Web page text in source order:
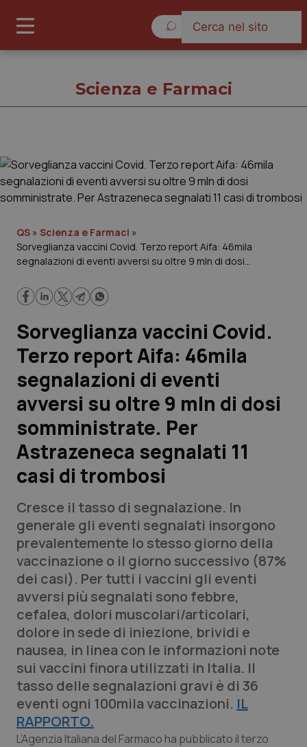
Cronache
Governo e Parlamento
Regioni e Asl
Lavoro e Professioni
Scienza e Farmaci
Studi e Analisi
Lettere al direttore
Edizioni Regionali
QS Pro
Professionisti Sanitari.AI
Abruzzo
Basilicata
Calabria
Campania
Emilia-Romagna
Friuli Venezia Giulia
QS Pro Gold
Artrite & artrosi
Asma & BPCO
Car-T
Colesterolo & coronaropatie
Dermatite Atopica
QS Club Newsletter
Scienza e Farmaci
QS » Scienza e Farmaci »
Sorveglianza vaccini Covid. Terzo report Aifa: 46mila
segnalazioni di eventi avversi su oltre 9 mln di dosi
trombosi
Sorveglianza vaccini Covid.
Terzo report Aifa: 46mila
segnalazioni di eventi
avversi su oltre 9 mln di dosi
somministrate. Per
Astrazeneca segnalati 11
casi di trombosi
Cresce il tasso di segnalazione. In
generale gli eventi segnalati insorgono
prevalentemente lo stesso giorno della
vaccinazione o il giorno successivo (87%
dei casi). Per tutti i vaccini gli eventi
avversi più segnalati sono febbre,
cefalea, dolori muscolari/articolari,
dolore in sede di iniezione, brividi e
nausea, in linea con le informazioni note
sui vaccini finora utilizzati in Italia. Il
tasso delle segnalazioni gravi è di 36
eventi ogni 100mila vaccinazioni. IL
RAPPORTO.
L’Agenzia Italiana del Farmaco ha pubblicato il terzo